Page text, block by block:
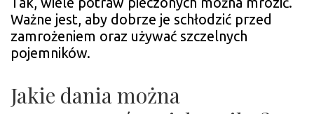
Ważne jest, aby dobrze je schłodzić przed
zamrożeniem oraz używać szczelnych
pojemników.
Jakie dania można